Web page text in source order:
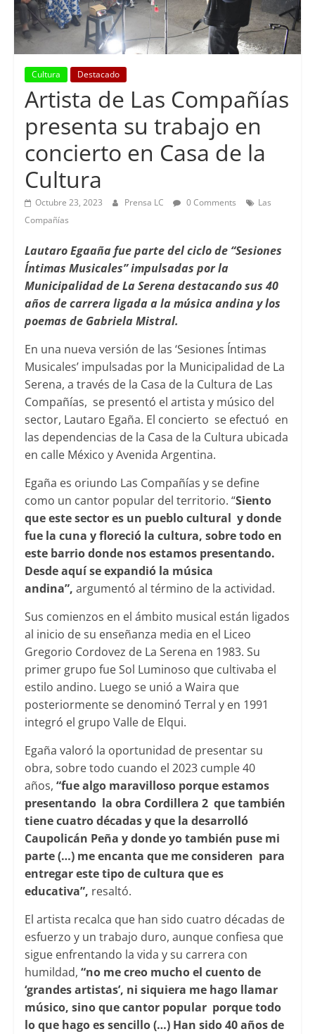
Cultura Destacado
Artista de Las Compañías
presenta su trabajo en
concierto en Casa de la
Cultura
Octubre 23, 2023 Prensa LC 0 Comments
Las
Compañías
Lautaro Egaaña fue parte del ciclo de “Sesiones
Íntimas Musicales” impulsadas por la
Municipalidad de La Serena destacando sus 40
años de carrera ligada a la música andina y los
poemas de Gabriela Mistral.
En una nueva versión de las ‘Sesiones Íntimas
Musicales’ impulsadas por la Municipalidad de La
Serena, a través de la Casa de la Cultura de Las
Compañías, se presentó el artista y músico del
sector, Lautaro Egaña. El concierto se efectuó en
las dependencias de la Casa de la Cultura ubicada
en calle México y Avenida Argentina.
Egaña es oriundo Las Compañías y se define
como un cantor popular del territorio. “Siento
que este sector es un pueblo cultural y donde
fue la cuna y floreció la cultura, sobre todo en
este barrio donde nos estamos presentando.
Desde aquí se expandió la música
andina”, argumentó al término de la actividad.
Sus comienzos en el ámbito musical están ligados
al inicio de su enseñanza media en el Liceo
Gregorio Cordovez de La Serena en 1983. Su
primer grupo fue Sol Luminoso que cultivaba el
estilo andino. Luego se unió a Waira que
posteriormente se denominó Terral y en 1991
integró el grupo Valle de Elqui.
Egaña valoró la oportunidad de presentar su
obra, sobre todo cuando el 2023 cumple 40
años, “fue algo maravilloso porque estamos
presentando la obra Cordillera 2 que también
tiene cuatro décadas y que la desarrolló
Caupolicán Peña y donde yo también puse mi
parte (…) me encanta que me consideren para
entregar este tipo de cultura que es
educativa”, resaltó.
El artista recalca que han sido cuatro décadas de
esfuerzo y un trabajo duro, aunque confiesa que
sigue enfrentando la vida y su carrera con
humildad, “no me creo mucho el cuento de
‘grandes artistas’, ni siquiera me hago llamar
músico, sino que cantor popular porque todo
lo que hago es sencillo (…) Han sido 40 años de